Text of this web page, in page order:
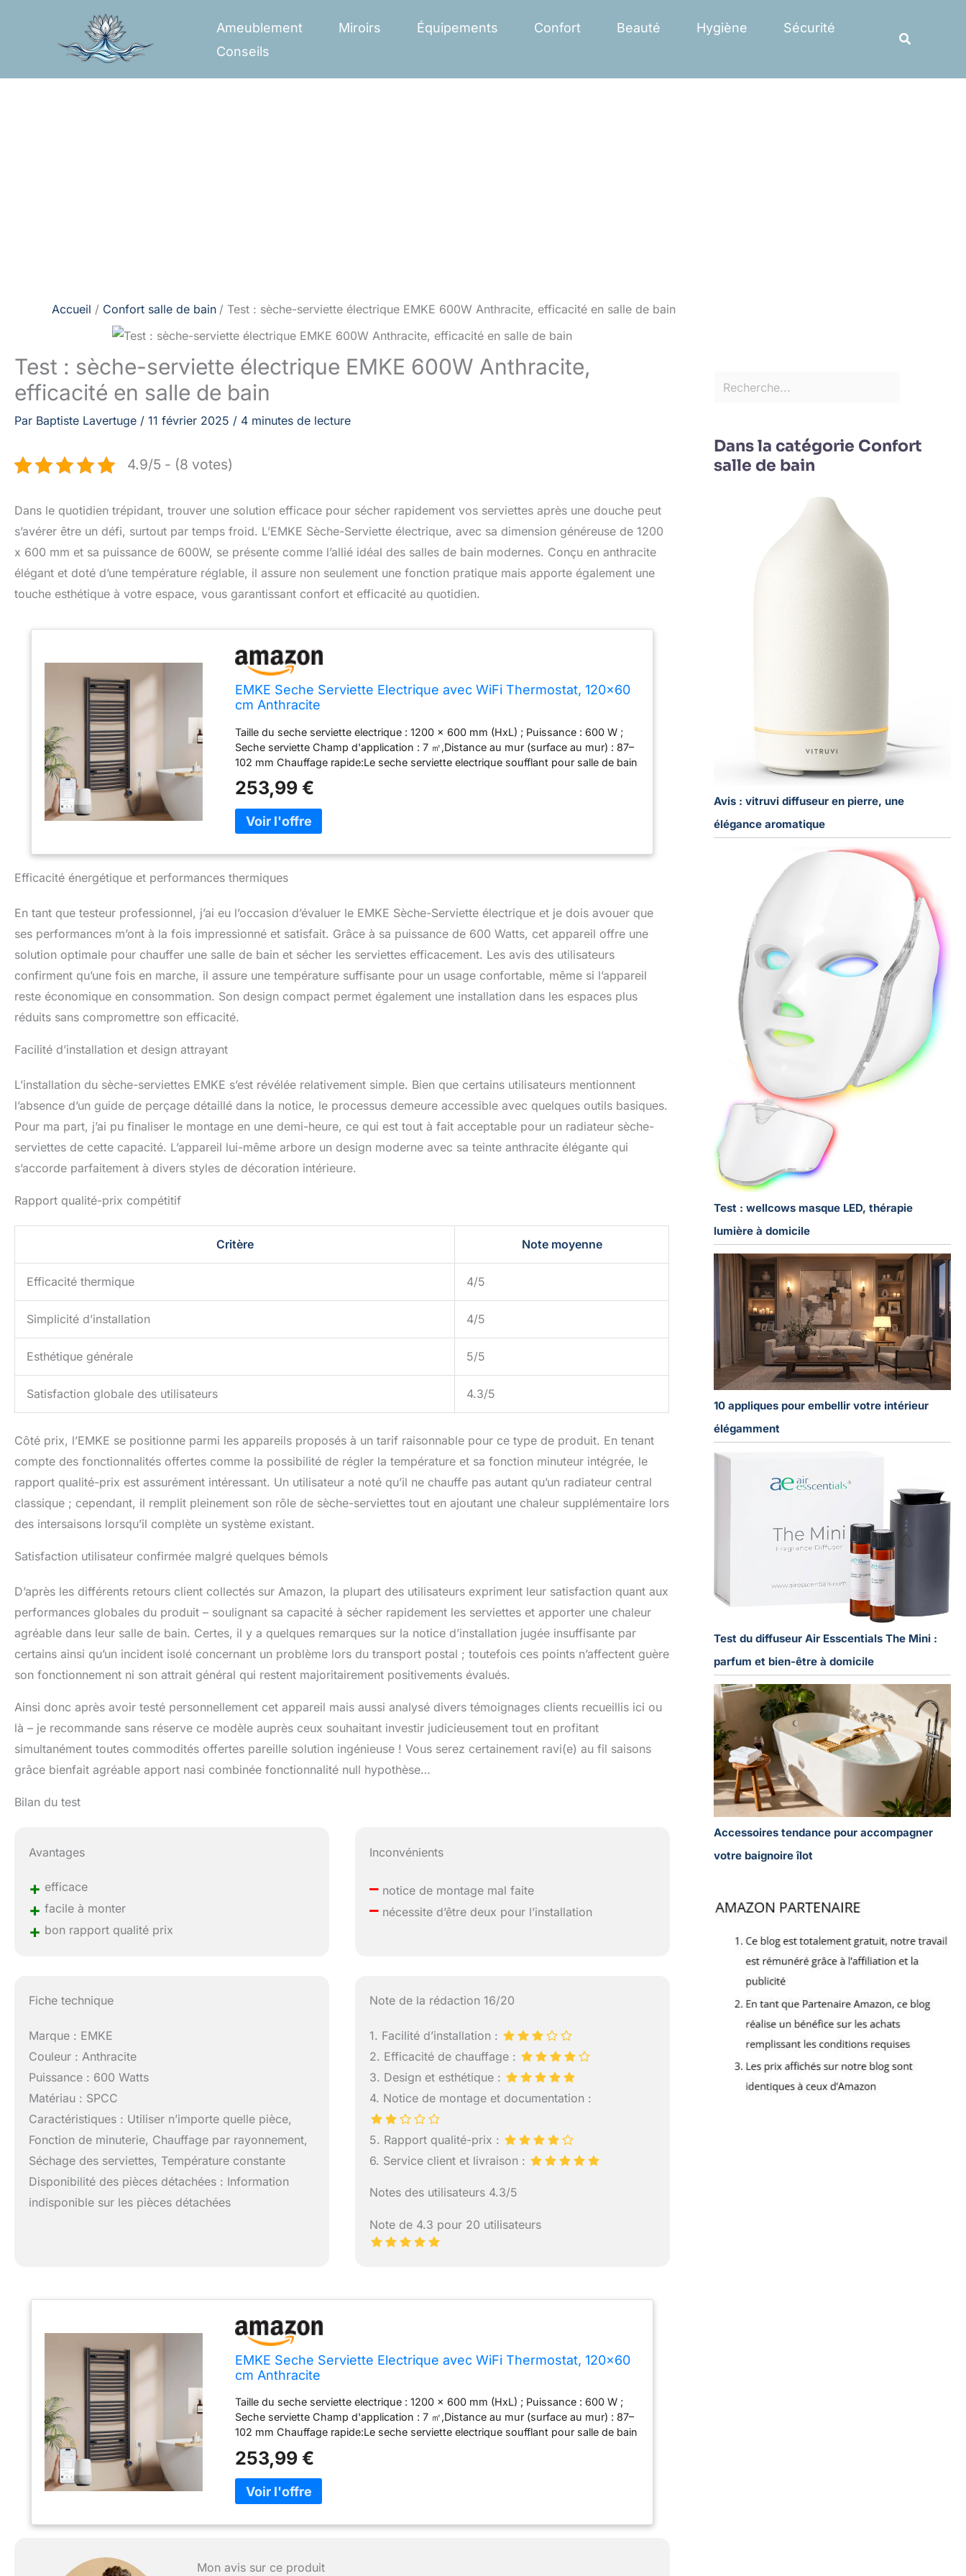
Ameublement Miroirs Équipements Confort Beauté Hygiène
Sécurité
Conseils
Accueil Confort salle de bain Test : sèche-serviette électrique EMKE 600W Anthracite, efficacité en salle de bain
Test : sèche-serviette électrique EMKE 600W Anthracite,
efficacité en salle de bain
Par Baptiste Lavertuge / 11 février 2025 / 4 minutes de lecture
4.9/5 - (8 votes)
Dans le quotidien trépidant, trouver une solution efficace pour sécher rapidement vos serviettes après une douche peut
s’avérer être un défi, surtout par temps froid. L’EMKE Sèche-Serviette électrique, avec sa dimension généreuse de 1200
x 600 mm et sa puissance de 600W, se présente comme l’allié idéal des salles de bain modernes. Conçu en anthracite
élégant et doté d’une température réglable, il assure non seulement une fonction pratique mais apporte également une
touche esthétique à votre espace, vous garantissant confort et efficacité au quotidien.
EMKE Seche Serviette Electrique avec WiFi Thermostat, 120x60
cm Anthracite
Taille du seche serviette electrique : 1200 x 600 mm (HxL) ; Puissance : 600 W ;
Seche serviette Champ d'application : 7 ㎡,Distance au mur (surface au mur) : 87–
102 mm Chauffage rapide:Le seche serviette electrique soufflant pour salle de bain
serviettes. Cela permet de sécher vos serviettes plus efficacement et de les
maintenir agréablement chaudes plus longtemps. En même temps, le chauffe
serviette crée une température ambiante agréable et vous aide à économiser sur
vos coûts de chauffage. Utilisation simple et pratique:Ce sèche-serviettes
connecté se contrôle à distance via l’appli Tuya/Smart Life ou à la voix avec
permet de programmer vos horaires sur 24 h/7 j. Choisissez facilement entre 4
préférés et le verrouillage enfant assure une utilisation en toute sécurité.
Fabrication et matériaux durables:Fabriqué en acier résistant et traité avec une
technique de soudage précise, ce sèche serviette offre une stabilité et une
durabilité exceptionnelles. Sèche serviette électrique Le revêtement garantit une
excellente conductivité thermique et une protection fiable contre la corrosion,
de bain est livré avec des éléments chauffants préinstallés et un antigel pré-rempli,
ce qui rend l'installation particulièrement simple. Il vous suffit de fixer le
253,99 €
Efficacité énergétique et performances thermiques
En tant que testeur professionnel, j’ai eu l’occasion d’évaluer le EMKE Sèche-Serviette électrique et je dois avouer que
ses performances m’ont à la fois impressionné et satisfait. Grâce à sa puissance de 600 Watts, cet appareil offre une
solution optimale pour chauffer une salle de bain et sécher les serviettes efficacement. Les avis des utilisateurs
confirment qu’une fois en marche, il assure une température suffisante pour un usage confortable, même si l’appareil
reste économique en consommation. Son design compact permet également une installation dans les espaces plus
réduits sans compromettre son efficacité.
Facilité d’installation et design attrayant
L’installation du sèche-serviettes EMKE s’est révélée relativement simple. Bien que certains utilisateurs mentionnent
l’absence d’un guide de perçage détaillé dans la notice, le processus demeure accessible avec quelques outils basiques.
Pour ma part, j’ai pu finaliser le montage en une demi-heure, ce qui est tout à fait acceptable pour un radiateur sèche-
serviettes de cette capacité. L’appareil lui-même arbore un design moderne avec sa teinte anthracite élégante qui
s’accorde parfaitement à divers styles de décoration intérieure.
Rapport qualité-prix compétitif
Critère Note moyenne
Efficacité thermique 4/5
Simplicité d’installation 4/5
Esthétique générale 5/5
Satisfaction globale des utilisateurs 4.3/5
Côté prix, l’EMKE se positionne parmi les appareils proposés à un tarif raisonnable pour ce type de produit. En tenant
compte des fonctionnalités offertes comme la possibilité de régler la température et sa fonction minuteur intégrée, le
rapport qualité-prix est assurément intéressant. Un utilisateur a noté qu’il ne chauffe pas autant qu’un radiateur central
classique ; cependant, il remplit pleinement son rôle de sèche-serviettes tout en ajoutant une chaleur supplémentaire lors
des intersaisons lorsqu’il complète un système existant.
Satisfaction utilisateur confirmée malgré quelques bémols
D’après les différents retours client collectés sur Amazon, la plupart des utilisateurs expriment leur satisfaction quant aux
performances globales du produit – soulignant sa capacité à sécher rapidement les serviettes et apporter une chaleur
agréable dans leur salle de bain. Certes, il y a quelques remarques sur la notice d’installation jugée insuffisante par
certains ainsi qu’un incident isolé concernant un problème lors du transport postal ; toutefois ces points n’affectent guère
son fonctionnement ni son attrait général qui restent majoritairement positivements évalués.
Ainsi donc après avoir testé personnellement cet appareil mais aussi analysé divers témoignages clients recueillis ici ou
là – je recommande sans réserve ce modèle auprès ceux souhaitant investir judicieusement tout en profitant
simultanément toutes commodités offertes pareille solution ingénieuse ! Vous serez certainement ravi(e) au fil saisons
grâce bienfait agréable apport nasi combinée fonctionnalité null hypothèse…
Bilan du test
Avantages
+ efficace
+ facile à monter
+ bon rapport qualité prix
Inconvénients
– notice de montage mal faite
– nécessite d’être deux pour l’installation
Fiche technique
Marque : EMKE
Couleur : Anthracite
Puissance : 600 Watts
Matériau : SPCC
Caractéristiques : Utiliser n’importe quelle pièce,
Fonction de minuterie, Chauffage par rayonnement,
Séchage des serviettes, Température constante
Disponibilité des pièces détachées : Information
indisponible sur les pièces détachées
Note de la rédaction 16/20
1. Facilité d’installation :
2. Efficacité de chauffage :
3. Design et esthétique :
4. Notice de montage et documentation :
5. Rapport qualité-prix :
6. Service client et livraison :
Notes des utilisateurs 4.3/5
Note de 4.3 pour 20 utilisateurs
EMKE Seche Serviette Electrique avec WiFi Thermostat, 120x60
cm Anthracite
Taille du seche serviette electrique : 1200 x 600 mm (HxL) ; Puissance : 600 W ;
Seche serviette Champ d'application : 7 ㎡,Distance au mur (surface au mur) : 87–
102 mm Chauffage rapide:Le seche serviette electrique soufflant pour salle de bain
serviettes. Cela permet de sécher vos serviettes plus efficacement et de les
maintenir agréablement chaudes plus longtemps. En même temps, le chauffe
serviette crée une température ambiante agréable et vous aide à économiser sur
vos coûts de chauffage. Utilisation simple et pratique:Ce sèche-serviettes
connecté se contrôle à distance via l’appli Tuya/Smart Life ou à la voix avec
modes : Confort, Éco, Boost ou Hors-gel. La fonction mémoire garde vos réglages
253,99 €
Mon avis sur ce produit
Dans la catégorie Confort
salle de bain
Avis : vitruvi diffuseur en pierre, une
élégance aromatique
Test : wellcows masque LED, thérapie
lumière à domicile
10 appliques pour embellir votre intérieur
élégamment
Test du diffuseur Air Esscentials The Mini :
parfum et bien-être à domicile
Accessoires tendance pour accompagner
votre baignoire îlot